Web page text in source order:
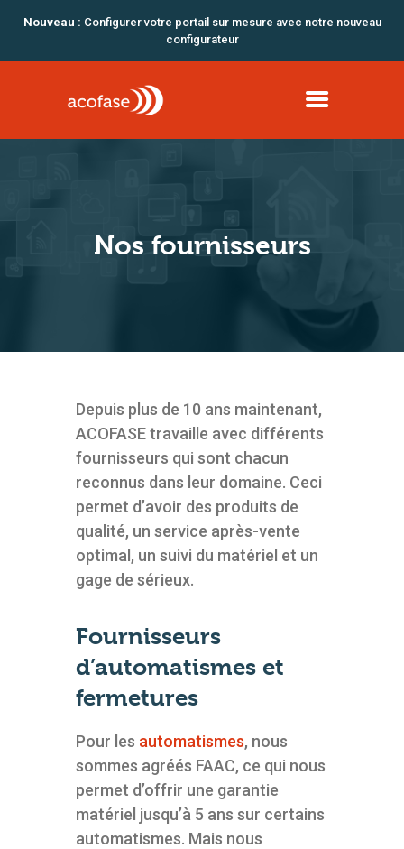
Nouveau : Configurer votre portail sur mesure avec notre nouveau
configurateur
AUTOMATISMES &
L’ENTREPRISE
Nos fournisseurs
Depuis plus de 10 ans maintenant,
ACOFASE travaille avec différents
fournisseurs qui sont chacun
reconnus dans leur domaine. Ceci
permet d’avoir des produits de
qualité, un service après-vente
optimal, un suivi du matériel et un
gage de sérieux.
Fournisseurs
d’automatismes et
fermetures
Pour les automatismes, nous
sommes agréés FAAC, ce qui nous
permet d’offrir une garantie
matériel jusqu’à 5 ans sur certains
automatismes. Mais nous